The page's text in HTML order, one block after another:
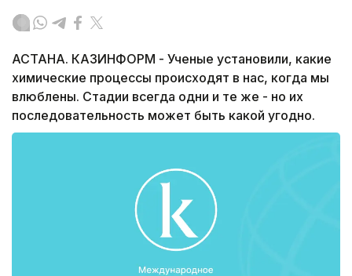
АСТАНА. КАЗИНФОРМ - Ученые установили, какие
химические процессы происходят в нас, когда мы
влюблены. Стадии всегда одни и те же - но их
последовательность может быть какой угодно.